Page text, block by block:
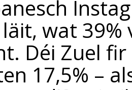
wat
Déi Zuel
17,5% –